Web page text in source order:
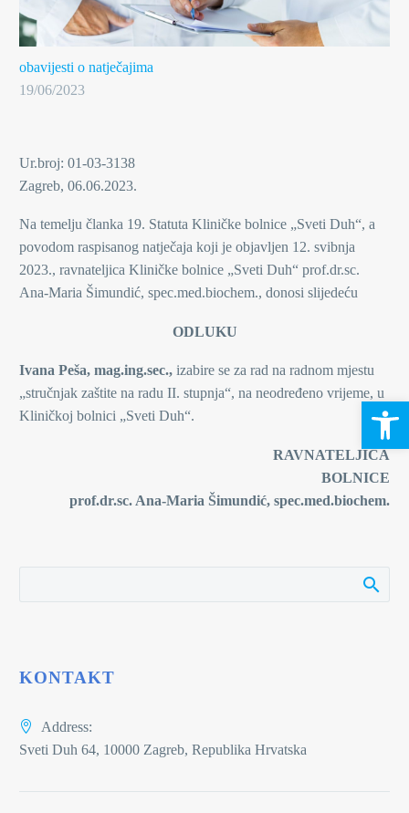
obavijesti o natječajima
19/06/2023
Ur.broj: 01-03-3138
Zagreb, 06.06.2023.
Na temelju članka 19. Statuta Kliničke bolnice „Sveti Duh“, a
povodom raspisanog natječaja koji je objavljen 12. svibnja
2023., ravnateljica Kliničke bolnice „Sveti Duh“ prof.dr.sc.
Ana-Maria Šimundić, spec.med.biochem., donosi slijedeću
ODLUKU
Ivana Peša, mag.ing.sec., izabire se za rad na radnom mjestu
„stručnjak zaštite na radu II. stupnja“, na neodređeno vrijeme, u
Kliničkoj bolnici „Sveti Duh“.
RAVNATELJICA
BOLNICE
prof.dr.sc. Ana-Maria Šimundić, spec.med.biochem.
KONTAKT
Address:
Sveti Duh 64, 10000 Zagreb, Republika Hrvatska